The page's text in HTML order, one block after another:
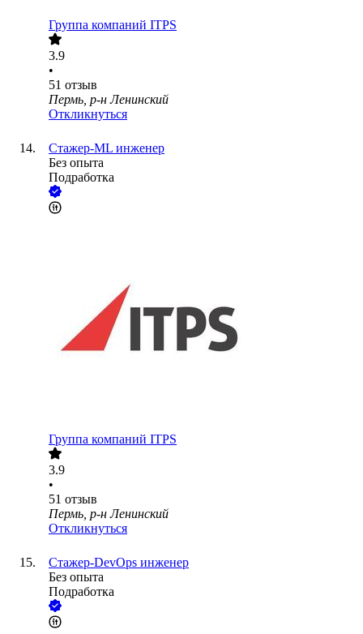
Группа компаний ITPS
3.9
•
51 отзыв
Пермь, р-н Ленинский
Откликнуться
Стажер-ML инженер
Без опыта
Подработка
Группа компаний ITPS
3.9
•
51 отзыв
Пермь, р-н Ленинский
Откликнуться
Стажер-DevOps инженер
Без опыта
Подработка